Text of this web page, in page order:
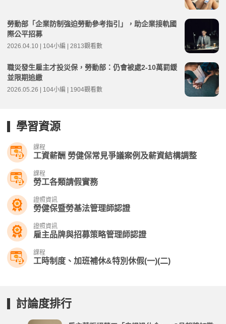
勞動部「企業防制強迫勞動參考指引」，助企業接軌國
際公平招募
2026.04.10 | 104小編 | 2813觀看數
職災發生雇主才投災保，勞動部：仍會被處2-10萬罰鍰
並限期追繳
2026.05.26 | 104小編 | 1904觀看數
學習資源
課程
工資薪酬 勞健保常見爭議案例及薪資結構調整
課程
勞工各類請假實務
證照資訊
勞健保暨勞基法管理師認證
證照資訊
雇主品牌與招募策略管理師認證
課程
工時制度、加班補休&特別休假(一)(二)
討論度排行